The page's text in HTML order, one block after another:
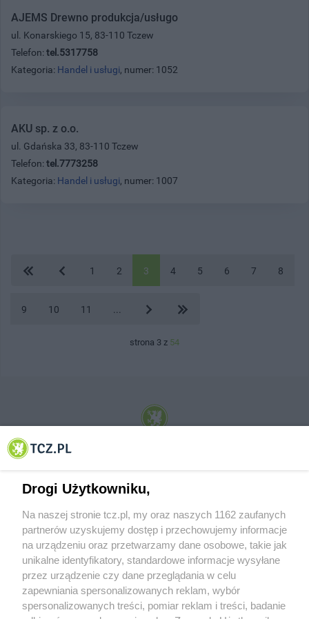
AJEMS Drewno produkcja/usługo
ul. Konarskiego 15, 83-110 Tczew
Telefon: tel.5317758
Kategoria: Handel i usługi, numer: 1052
AKU sp. z o.o.
ul. Gdańska 33, 83-110 Tczew
Telefon: tel.7773258
Kategoria: Handel i usługi, numer: 1007
1 2 3 4 5 6 7 8
9 10 11
strona 3 z 54
© 2001-2026 Tczew - TCZ.PL Sp. z o.o. Internetowy Serwis Informacyjny Miasta
O FIRMIE POLITYKA PRYWATNOŚCI HOSTING
Drogi Użytkowniku,
Na naszej stronie tcz.pl, my oraz naszych 1162 zaufanych
partnerów uzyskujemy dostęp i przechowujemy informacje
na urządzeniu oraz przetwarzamy dane osobowe, takie jak
unikalne identyfikatory, standardowe informacje wysyłane
przez urządzenie czy dane przeglądania w celu
zapewniania spersonalizowanych reklam, wybór
spersonalizowanych treści, pomiar reklam i treści, badanie